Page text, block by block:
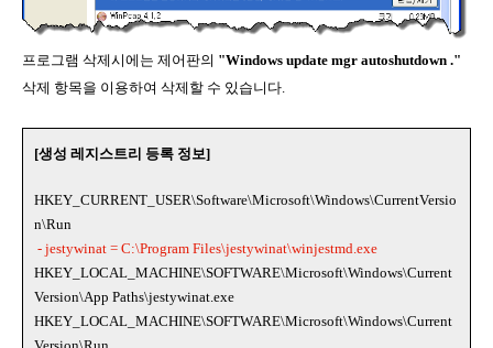
프로그램 삭제시에는 제어판의 "Windows update mgr autoshutdown ."
삭제 항목을 이용하여 삭제할 수 있습니다.
[생성 레지스트리 등록 정보]
HKEY_CURRENT_USER\Software\Microsoft\Windows\CurrentVersio
n\Run
- jestywinat = C:\Program Files\jestywinat\winjestmd.exe
HKEY_LOCAL_MACHINE\SOFTWARE\Microsoft\Windows\Current
Version\App Paths\jestywinat.exe
HKEY_LOCAL_MACHINE\SOFTWARE\Microsoft\Windows\Current